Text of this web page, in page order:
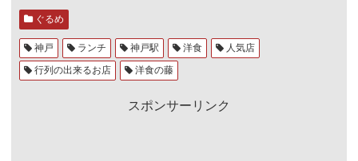
ぐるめ
神戸 ランチ 神戸駅 洋食
人気店
行列の出来るお店
洋食の藤
スポンサーリンク